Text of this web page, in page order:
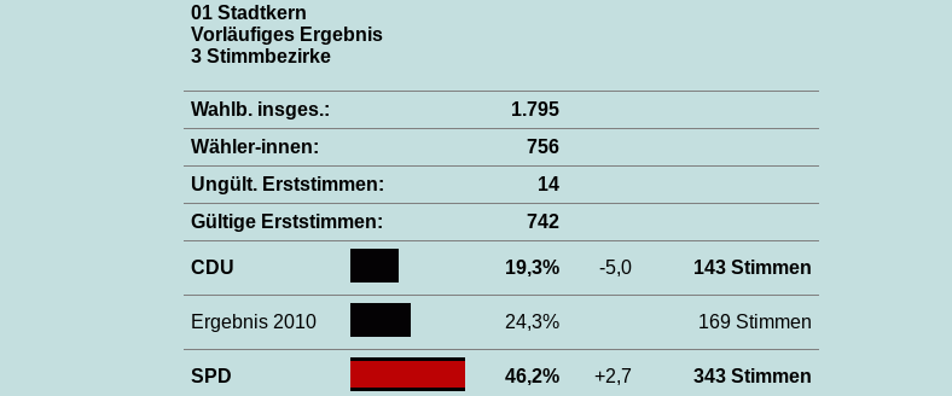
01 Stadtkern
Vorläufiges Ergebnis
3 Stimmbezirke
Wahlb. insges.:
1.795
Wähler-innen:
756
Ungült. Erststimmen:
14
Gültige Erststimmen:
742
CDU 19,3% -5,0 143 Stimmen
Ergebnis 2010 24,3% 169 Stimmen
SPD 46,2% +2,7 343 Stimmen